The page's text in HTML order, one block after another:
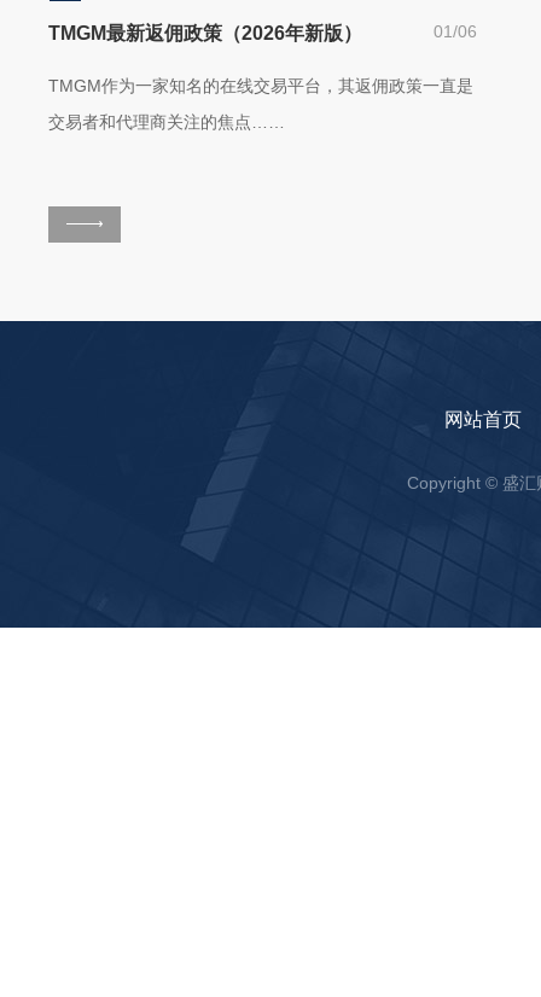
01/06
TMGM最新返佣政策（2026年新版）
TMGM作为一家知名的在线交易平台，其返佣政策一直是
交易者和代理商关注的焦点……
网站首页
Copyright © 盛